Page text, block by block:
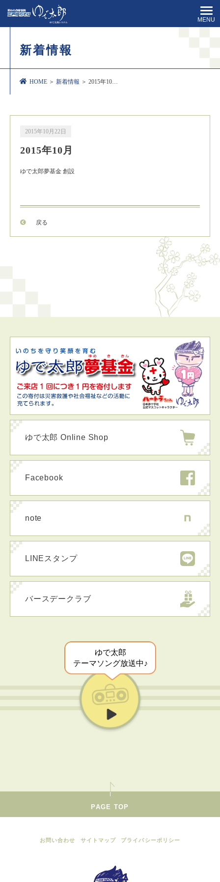
MENU
新着情報
HOME ＞ 新着情報 ＞ 2015年10…
2015年10月22日
2015年10月
ゆで太郎夢基金 創設
戻る
ゆで太郎 Online Shop
Facebook
note
LINEスタンプ
バースデークラブ
ゆで太郎
テーマソング放送中♪
PAGE TOP
お問い合わせ サイトマップ プライバシーポリシー